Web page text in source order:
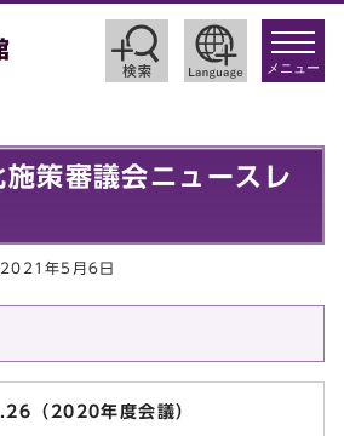
toggle
メニュー
策審議会ニュースレ
2021年5月6日
（2020年度会議）